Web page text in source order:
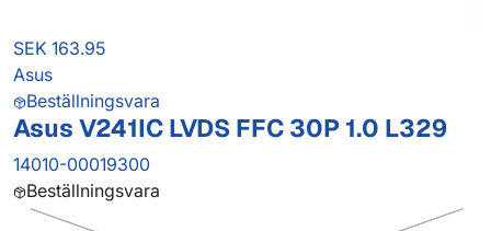
SEK 163.95
Asus
Beställningsvara
Asus V241IC LVDS FFC 30P 1.0 L329
14010-00019300
Beställningsvara